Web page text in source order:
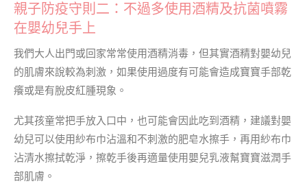
親子防疫守則二：不過多使用酒精及抗菌噴霧
在嬰幼兒手上
我們大人出門或回家常常使用酒精消毒，但其實酒精對嬰幼兒
的肌膚來說較為刺激，如果使用過度有可能會造成寶寶手部乾
癢或是有脫皮紅腫現象。
尤其孩童常把手放入口中，也可能會因此吃到酒精，建議對嬰
幼兒可以使用紗布巾沾溫和不刺激的肥皂水擦手，再用紗布巾
沾清水擦拭乾淨，擦乾手後再適量使用嬰兒乳液幫寶寶滋潤手
部肌膚。